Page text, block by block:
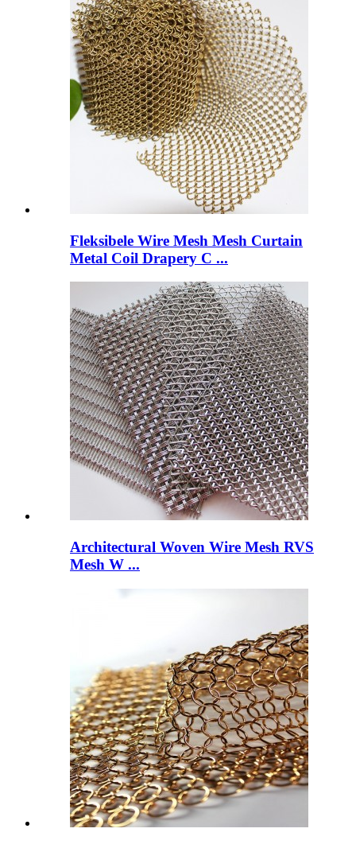
Fleksibele Wire Mesh Mesh Curtain
Metal Coil Drapery C ...
Architectural Woven Wire Mesh RVS
Mesh W ...